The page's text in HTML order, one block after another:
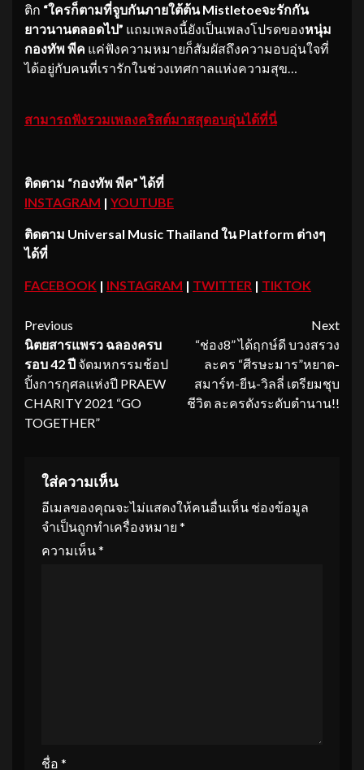
ติก “ใครก็ตามที่จูบกันภายใต้ต้นMistletoeจะรักกัน
ยาวนานตลอดไป” แถมเพลงนี้ยังเป็นเพลงโปรดของหนุ่ม
กองทัพ พีค แค่ฟังความหมายก็สัมผัสถึงความอบอุ่นใจที่
ได้อยู่กับคนที่เรารักในช่วงเทศกาลแห่งความสุข…
สามารถฟังรวมเพลงคริสต์มาสสุดอบอุ่นได้ที่นี่
ติดตาม “กองทัพ พีค” ได้ที่
INSTAGRAM | YOUTUBE
ติดตาม Universal Music Thailand ในPlatform ต่างๆ
ได้ที่
FACEBOOK | INSTAGRAM | TWITTER | TIKTOK
Continue
Reading
Previous
นิตยสารแพรว ฉลองครบ
รอบ 42ปี จัดมหกรรมช้อป
ปิ้งการกุศลแห่งปี PRAEW
CHARITY 2021 “GO
TOGETHER”
Next
“ช่อง8” ได้ฤกษ์ดี บวงสรวง
ละคร “ศีรษะมาร”หยาด-
สมาร์ท-ยีน-วิลลี่ เตรียมชุบ
ชีวิต ละครดังระดับตำนาน!!
ใส่ความเห็น
อีเมลของคุณจะไม่แสดงให้คนอื่นเห็น ช่องข้อมูล
จำเป็นถูกทำเครื่องหมาย *
ความเห็น*
ชื่อ *